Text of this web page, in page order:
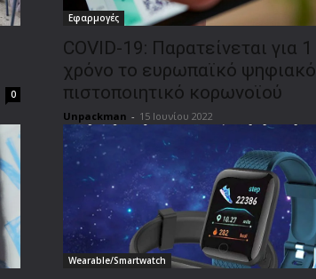
0
Εφαρμογές
COVID-19: Παρατείνεται για 1
χρόνο το ευρωπαϊκό ψηφιακό
πιστοποιητικό κορωνοϊού
Unpackman - 15 Ιουνίου 2022
Wearable/Smartwatch